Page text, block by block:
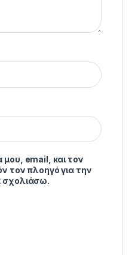
email, και τον
τον πλοηγό για την
σχολιάσω.